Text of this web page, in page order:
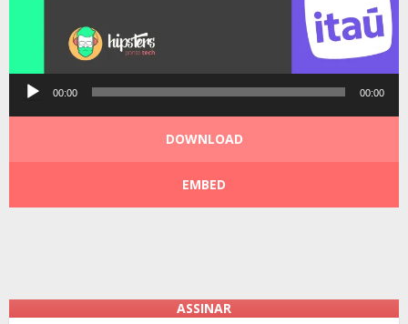
Tocador00:00 00:00
DOWNLOAD
EMBED
ASSINAR